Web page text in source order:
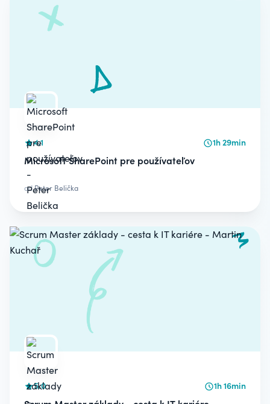
4.1 1h 29min
Microsoft SharePoint pre používateľov
odPeter Belička
5.0 1h 16min